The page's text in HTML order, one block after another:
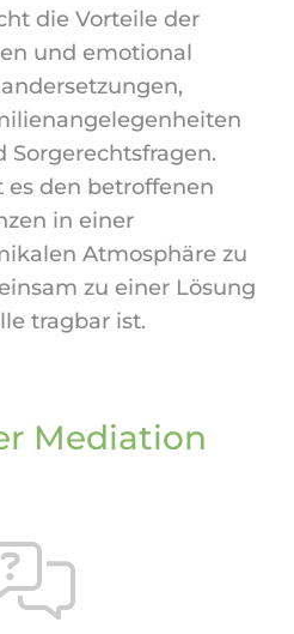
die Vorteile der
und emotional
den betroffenen
in einer
Atmosphäre zu
zu einer Lösung
tragbar ist.
Mediation